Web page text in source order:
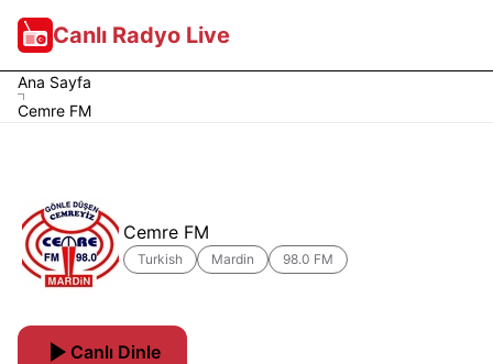
Canlı Radyo Live
Ana Sayfa
Cemre FM
Cemre FM
Turkish Mardin 98.0 FM
Canlı Dinle